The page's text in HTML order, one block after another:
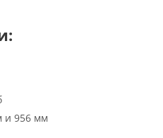
и 956 мм